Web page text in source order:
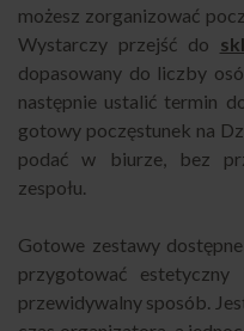
możesz zorganizować
Wystarczy przejść do
dopasowany do liczby
następnie ustalić termin
gotowy poczęstunek na
podać w biurze, bez
zespołu.
Gotowe zestawy
przygotować
przewidywalny sposób.